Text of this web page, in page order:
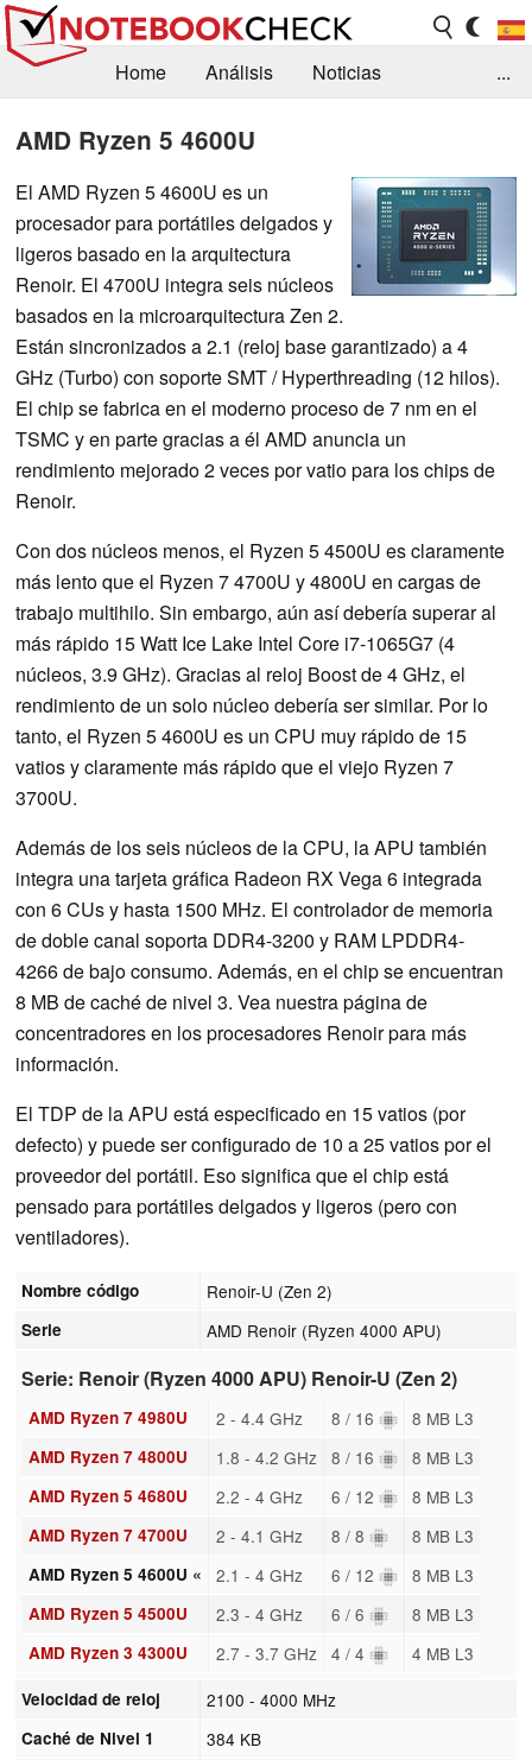
Home Análisis
Noticias
Contacto
...
AMD Ryzen 5 4600U
El AMD Ryzen 5 4600U es un
procesador para portátiles delgados y
ligeros basado en la arquitectura
Renoir. El 4700U integra seis núcleos
basados en la microarquitectura Zen 2.
Están sincronizados a 2.1 (reloj base garantizado) a 4
GHz (Turbo) con soporte SMT / Hyperthreading (12 hilos).
El chip se fabrica en el moderno proceso de 7 nm en el
TSMC y en parte gracias a él AMD anuncia un
rendimiento mejorado 2 veces por vatio para los chips de
Renoir.
Con dos núcleos menos, el Ryzen 5 4500U es claramente
más lento que el Ryzen 7 4700U y 4800U en cargas de
trabajo multihilo. Sin embargo, aún así debería superar al
más rápido 15 Watt Ice Lake Intel Core i7-1065G7 (4
núcleos, 3.9 GHz). Gracias al reloj Boost de 4 GHz, el
rendimiento de un solo núcleo debería ser similar. Por lo
tanto, el Ryzen 5 4600U es un CPU muy rápido de 15
vatios y claramente más rápido que el viejo Ryzen 7
3700U.
Además de los seis núcleos de la CPU, la APU también
integra una tarjeta gráfica Radeon RX Vega 6 integrada
con 6 CUs y hasta 1500 MHz. El controlador de memoria
de doble canal soporta DDR4-3200 y RAM LPDDR4-
4266 de bajo consumo. Además, en el chip se encuentran
8 MB de caché de nivel 3. Vea nuestra página de
concentradores en los procesadores Renoir para más
información.
El TDP de la APU está especificado en 15 vatios (por
defecto) y puede ser configurado de 10 a 25 vatios por el
proveedor del portátil. Eso significa que el chip está
pensado para portátiles delgados y ligeros (pero con
ventiladores).
Nombre código Renoir-U (Zen 2)
Serie AMD Renoir (Ryzen 4000 APU)
Serie: Renoir (Ryzen 4000 APU) Renoir-U (Zen 2)
AMD Ryzen 7 4980U 2 - 4.4 GHz 8 / 16 8 MB L3
AMD Ryzen 7 4800U 1.8 - 4.2 GHz 8 / 16 8 MB L3
AMD Ryzen 5 4680U 2.2 - 4 GHz 6 / 12 8 MB L3
AMD Ryzen 7 4700U 2 - 4.1 GHz 8 / 8 8 MB L3
AMD Ryzen 5 4600U « 2.1 - 4 GHz 6 / 12 8 MB L3
AMD Ryzen 5 4500U 2.3 - 4 GHz 6 / 6 8 MB L3
AMD Ryzen 3 4300U 2.7 - 3.7 GHz 4 / 4 4 MB L3
Velocidad de reloj 2100 - 4000 MHz
Caché de Nivel 1 384 KB